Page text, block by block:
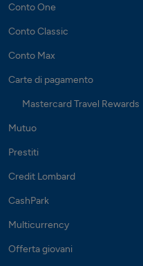
Conto One
Conto Classic
Conto Max
Carte di pagamento
Mastercard Travel Rewards
Mutuo
Prestiti
Credit Lombard
CashPark
Multicurrency
Offerta giovani